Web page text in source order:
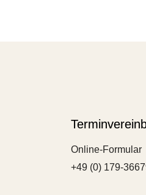
Online-Formular
+49 (0) 179-